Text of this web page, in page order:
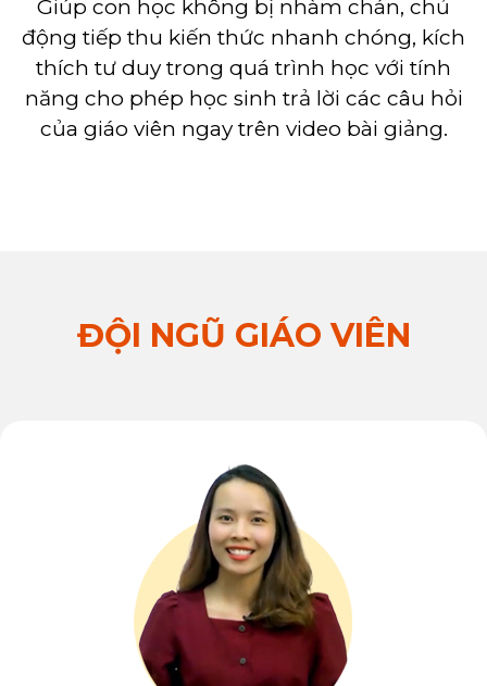
Giúp con học không bị nhàm chán, chủ
động tiếp thu kiến thức nhanh chóng, kích
thích tư duy trong quá trình học với tính
năng cho phép học sinh trả lời các câu hỏi
của giáo viên ngay trên video bài giảng.
ĐỘI NGŨ GIÁO VIÊN